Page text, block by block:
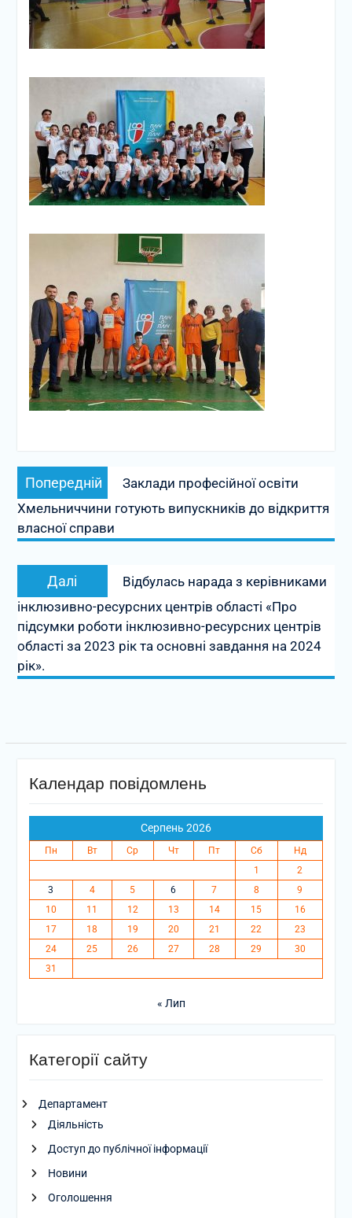
Навігація
записів
Попередній
запис:
Заклади професійної освіти
Хмельниччини готують випускників до відкриття
власної справи
Далі
Наступний
запис:
Відбулась нарада з керівниками
інклюзивно-ресурсних центрів області «Про
підсумки роботи інклюзивно-ресурсних центрів
області за 2023 рік та основні завдання на 2024
рік».
Календар повідомлень
Серпень 2026
Пн Вт Ср Чт Пт Сб
Нд
1
2
3
4 5 6 7 8
9
10
11 12 13 14 15
16
17
18 19 20 21 22
23
24
25 26 27 28 29
30
31
« Лип
Категорії сайту
Департамент
Діяльність
Доступ до публічної інформації
Новини
Оголошення